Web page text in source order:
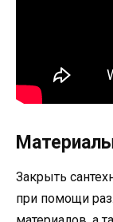
Закрыть
при помощи